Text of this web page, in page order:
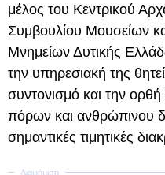
μέλος του Κεντρικού
Συμβουλίου Μουσείων
Μνημείων Δυτικής
την υπηρεσιακή της
συντονισμό και την ορθή
πόρων και ανθρώπινου
σημαντικές τιμητικές